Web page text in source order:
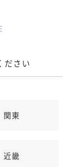
ださい
関東
近畿